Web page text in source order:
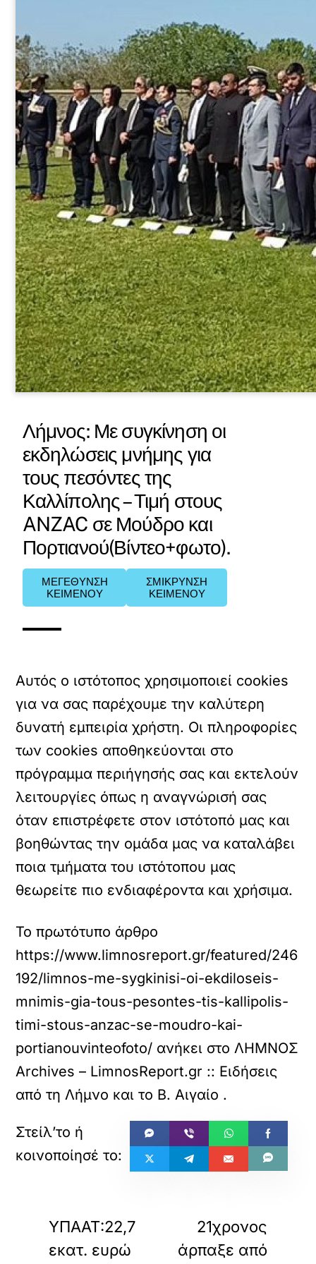
Λήμνος: Με συγκίνηση οι
εκδηλώσεις μνήμης για
τους πεσόντες της
Καλλίπολης – Τιμή στους
ANZAC σε Μούδρο και
Πορτιανού(Βίντεο+φωτο).
ΜΕΓΕΘΥΝΣΗ
ΚΕΙΜΕΝΟΥ
ΣΜΙΚΡΥΝΣΗ
ΚΕΙΜΕΝΟΥ
Αυτός ο ιστότοπος χρησιμοποιεί cookies
για να σας παρέχουμε την καλύτερη
δυνατή εμπειρία χρήστη. Οι πληροφορίες
των cookies αποθηκεύονται στο
πρόγραμμα περιήγησής σας και εκτελούν
λειτουργίες όπως η αναγνώρισή σας
όταν επιστρέφετε στον ιστότοπό μας και
βοηθώντας την ομάδα μας να καταλάβει
ποια τμήματα του ιστότοπου μας
θεωρείτε πιο ενδιαφέροντα και χρήσιμα.
Το πρωτότυπο άρθρο
https://www.limnosreport.gr/featured/246
192/limnos-me-sygkinisi-oi-ekdiloseis-
mnimis-gia-tous-pesontes-tis-kallipolis-
timi-stous-anzac-se-moudro-kai-
portianouvinteofoto/ ανήκει στοΛΗΜΝΟΣ
Archives – LimnosReport.gr :: Ειδήσεις
από τη Λήμνο και το Β. Αιγαίο .
ΥΠΑΑΤ:22,7
εκατ. ευρώ
21χρονος
άρπαξε από